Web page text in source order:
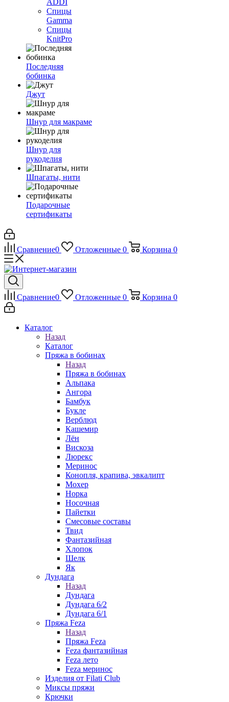
Спицы
Gamma
Спицы
KnitPro
Последняя
бобинка
Джут
Шнур для макраме
Шнур для
рукоделия
Шпагаты, нити
Подарочные
сертификаты
Сравнение0 Отложенные 0 Корзина 0
Сравнение0 Отложенные 0 Корзина 0
Каталог
Назад
Каталог
Пряжа в бобинах
Назад
Пряжа в бобинах
Альпака
Ангора
Бамбук
Букле
Верблюд
Кашемир
Лён
Вискоза
Люрекс
Меринос
Конопля, крапива, эвкалипт
Мохер
Норка
Носочная
Пайетки
Смесовые составы
Твид
Фантазийная
Хлопок
Шелк
Як
Дундага
Назад
Дундага
Дундага 6/2
Дундага 6/1
Пряжа Feza
Назад
Пряжа Feza
Feza фантазийная
Feza лето
Feza меринос
Изделия от Filati Club
Миксы пряжи
Крючки